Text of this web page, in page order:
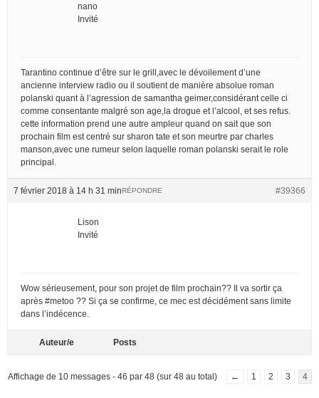
nano
Invité
Tarantino continue d’être sur le grill,avec le dévoilement d’une
ancienne interview radio ou il soutient de manière absolue roman
polanski quant à l’agression de samantha geimer,considérant celle ci
comme consentante malgré son age,la drogue et l’alcool, et ses refus.
cette information prend une autre ampleur quand on sait que son
prochain film est centré sur sharon tate et son meurtre par charles
manson,avec une rumeur selon laquelle roman polanski serait le role
principal.
7 février 2018 à 14 h 31 min #39366
RÉPONDRE
Lison
Invité
Wow sérieusement, pour son projet de film prochain?? Il va sortir ça
après #metoo ?? Si ça se confirme, ce mec est décidément sans limite
dans l’indécence.
Auteur/e Posts
Affichage de 10 messages - 46 par 48 (sur 48 au total) ← 1 2 3 4